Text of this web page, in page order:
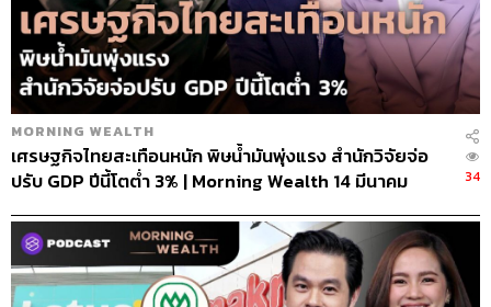
MORNING WEALTH
เศรษฐกิจไทยสะเทือนหนัก พิษน้ำมันพุ่งแรง สำนักวิจัยจ่อ
ปรับ GDP ปีนี้โตต่ำ 3% | Morning Wealth 14 มีนาคม
34